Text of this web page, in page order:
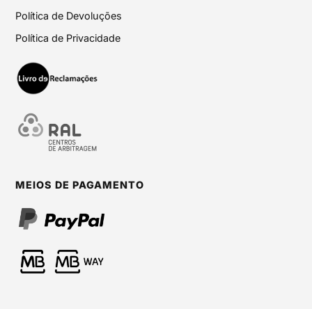
Política de Devoluções
Política de Privacidade
MEIOS DE PAGAMENTO